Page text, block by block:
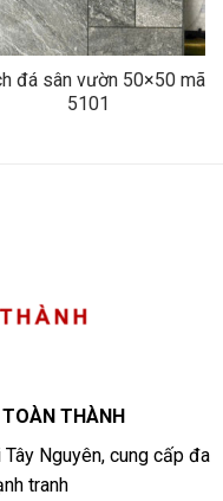
đá sân vườn 50×50 mã
5101
THÀNH
Nguyên, cung cấp đa
tranh